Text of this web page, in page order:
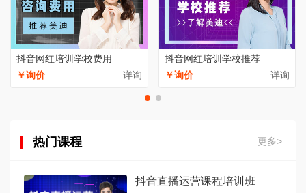
抖音网红培训学校费用
￥询价
详询
抖音网红培训学校推荐
￥询价
详询
热门课程 更多>
抖音直播运营课程培训班